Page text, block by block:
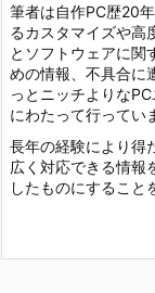
筆者は自作PC歴20
るカスタマイズや高
とソフトウェアに関
めの情報、不具合に
っとニッチよりな
にわたって行ってい
長年の経験により得
広く対応できる情報
したものにすること